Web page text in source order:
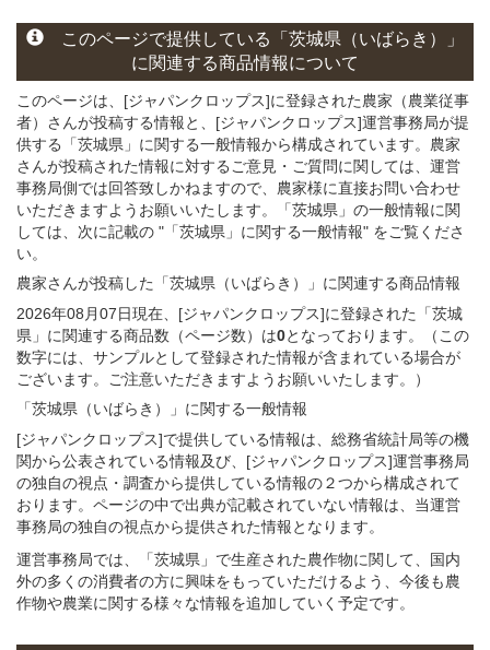
このページで提供している
「茨城県（いばらき）」
に関連する商品情報について
このページは、[ジャパンクロップス]に登録された農家（農業従事
者）さんが投稿する情報と、[ジャパンクロップス]運営事務局が提
供する「茨城県」に関する一般情報から構成されています。農家
さんが投稿された情報に対するご意見・ご質問に関しては、運営
事務局側では回答致しかねますので、農家様に直接お問い合わせ
いただきますようお願いいたします。「茨城県」の一般情報に関
しては、次に記載の "「茨城県」に関する一般情報" をご覧くださ
い。
農家さんが投稿した「茨城県（いばらき）」 に関連する商品情報
2026年08月07日現在、[ジャパンクロップス]に登録された「茨城
県」に関連する商品数（ページ数）は0となっております。（この
数字には、サンプルとして登録された情報が含まれている場合が
ございます。ご注意いただきますようお願いいたします。）
「茨城県（いばらき）」 に関する一般情報
[ジャパンクロップス]で提供している情報は、総務省統計局等の機
関から公表されている情報及び、[ジャパンクロップス]運営事務局
の独自の視点・調査から提供している情報の２つから構成されて
おります。ページの中で出典が記載されていない情報は、当運営
事務局の独自の視点から提供された情報となります。
運営事務局では、「茨城県」で生産された農作物に関して、国内
外の多くの消費者の方に興味をもっていただけるよう、今後も農
作物や農業に関する様々な情報を追加していく予定です。